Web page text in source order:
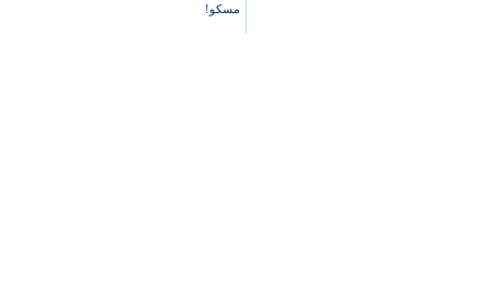
مسکو!